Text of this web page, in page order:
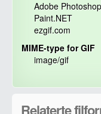
Adobe Photoshop
Paint.NET
ezgif.com
MIME-type for GIF
image/gif
Relaterte